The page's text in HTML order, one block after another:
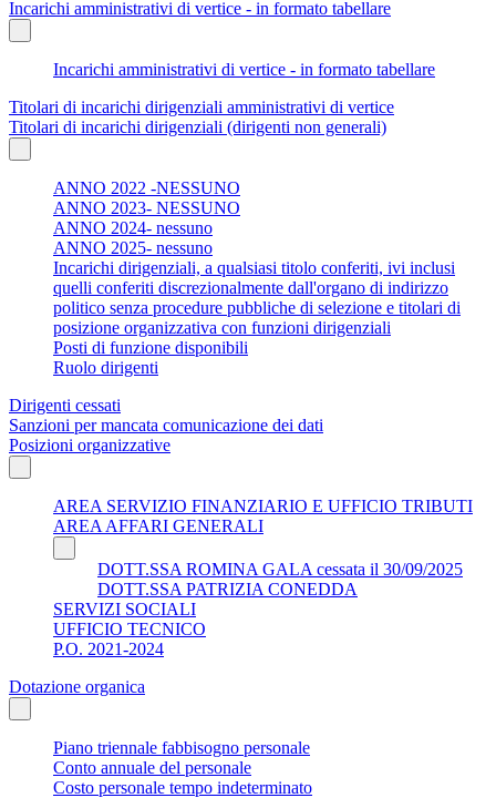
Incarichi amministrativi di vertice - in formato tabellare
Incarichi amministrativi di vertice - in formato tabellare
Titolari di incarichi dirigenziali amministrativi di vertice
Titolari di incarichi dirigenziali (dirigenti non generali)
ANNO 2022 -NESSUNO
ANNO 2023- NESSUNO
ANNO 2024- nessuno
ANNO 2025- nessuno
Incarichi dirigenziali, a qualsiasi titolo conferiti, ivi inclusi
quelli conferiti discrezionalmente dall'organo di indirizzo
politico senza procedure pubbliche di selezione e titolari di
posizione organizzativa con funzioni dirigenziali
Posti di funzione disponibili
Ruolo dirigenti
Dirigenti cessati
Sanzioni per mancata comunicazione dei dati
Posizioni organizzative
AREA SERVIZIO FINANZIARIO E UFFICIO TRIBUTI
AREA AFFARI GENERALI
DOTT.SSA ROMINA GALA cessata il 30/09/2025
DOTT.SSA PATRIZIA CONEDDA
SERVIZI SOCIALI
UFFICIO TECNICO
P.O. 2021-2024
Dotazione organica
Piano triennale fabbisogno personale
Conto annuale del personale
Costo personale tempo indeterminato